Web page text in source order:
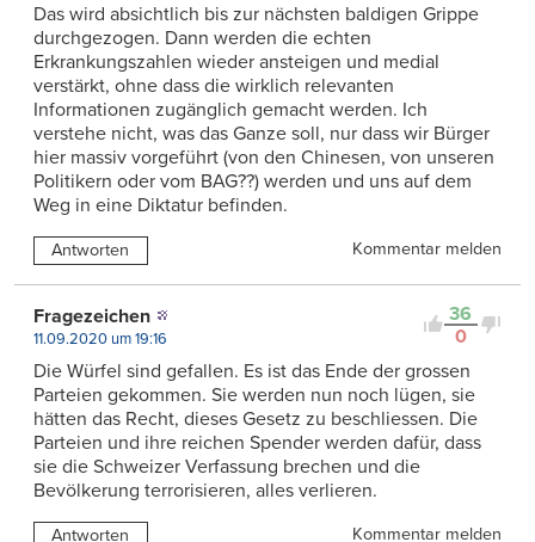
Das wird absichtlich bis zur nächsten baldigen Grippe
durchgezogen. Dann werden die echten
Erkrankungszahlen wieder ansteigen und medial
verstärkt, ohne dass die wirklich relevanten
Informationen zugänglich gemacht werden. Ich
verstehe nicht, was das Ganze soll, nur dass wir Bürger
hier massiv vorgeführt (von den Chinesen, von unseren
Politikern oder vom BAG??) werden und uns auf dem
Weg in eine Diktatur befinden.
Antworten Kommentar melden
36
0
Fragezeichen
11.09.2020 um 19:16
Die Würfel sind gefallen. Es ist das Ende der grossen
Parteien gekommen. Sie werden nun noch lügen, sie
hätten das Recht, dieses Gesetz zu beschliessen. Die
Parteien und ihre reichen Spender werden dafür, dass
sie die Schweizer Verfassung brechen und die
Bevölkerung terrorisieren, alles verlieren.
Antworten
Kommentar melden